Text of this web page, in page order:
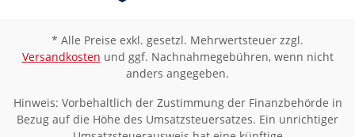
* Alle Preise exkl. gesetzl. Mehrwertsteuer zzgl.
Versandkosten und ggf. Nachnahmegebühren, wenn nicht
anders angegeben.
Hinweis: Vorbehaltlich der Zustimmung der Finanzbehörde in
Bezug auf die Höhe des Umsatzsteuersatzes. Ein unrichtiger